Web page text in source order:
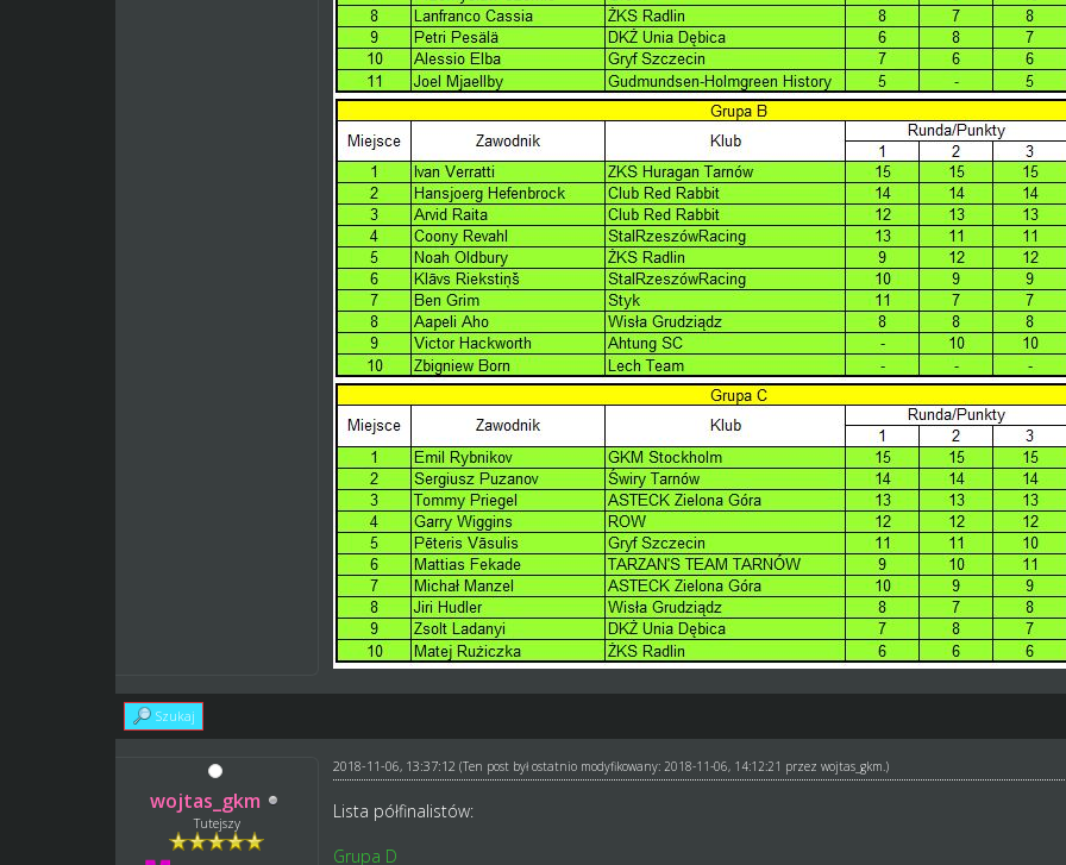
Szukaj
wojtas_gkm
Tutejszy
2018-11-06, 13:37:12 (Ten post był ostatnio modyfikowany: 2018-11-06, 14:12:21 przez wojtas_gkm .)
Lista półfinalistów:
Grupa D